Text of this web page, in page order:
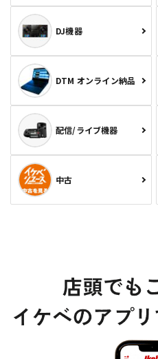
DJ機器
DTM オンライン納品
配信/ライブ機器
中古